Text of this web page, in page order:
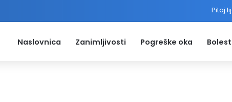
Pitaj
Naslovnica Zanimljivosti Pogreške oka